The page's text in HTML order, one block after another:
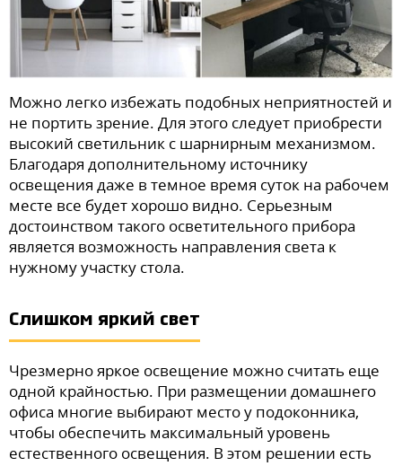
Можно легко избежать подобных неприятностей и
не портить зрение. Для этого следует приобрести
высокий светильник с шарнирным механизмом.
Благодаря дополнительному источнику
освещения даже в темное время суток на рабочем
месте все будет хорошо видно. Серьезным
достоинством такого осветительного прибора
является возможность направления света к
нужному участку стола.
Слишком яркий свет
Чрезмерно яркое освещение можно считать еще
одной крайностью. При размещении домашнего
офиса многие выбирают место у подоконника,
чтобы обеспечить максимальный уровень
естественного освещения. В этом решении есть